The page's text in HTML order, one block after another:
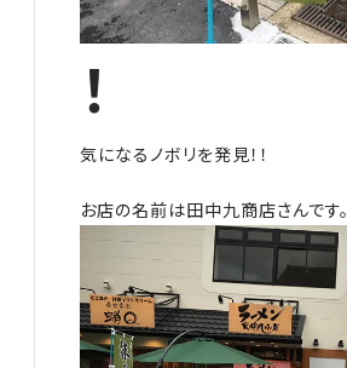
！
気になるノボリを発見！！
お店の名前は田中九商店さんです。